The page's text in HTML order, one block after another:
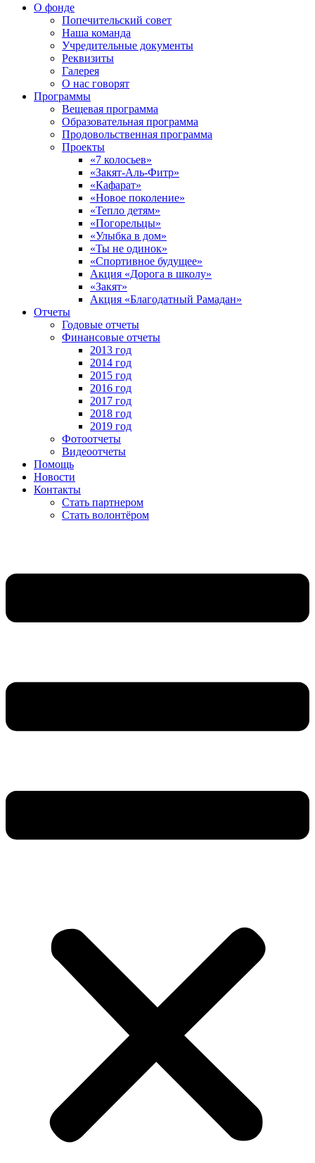
О фонде
Попечительский совет
Наша команда
Учредительные документы
Реквизиты
Галерея
О нас говорят
Программы
Вещевая программа
Образовательная программа
Продовольственная программа
Проекты
«7 колосьев»
«Закят-Аль-Фитр»
«Кафарат»
«Новое поколение»
«Тепло детям»
«Погорельцы»
«Улыбка в дом»
«Ты не одинок»
«Спортивное будущее»
Акция «Дорога в школу»
«Закят»
Акция «Благодатный Рамадан»
Отчеты
Годовые отчеты
Финансовые отчеты
2013 год
2014 год
2015 год
2016 год
2017 год
2018 год
2019 год
Фотоотчеты
Видеоотчеты
Помощь
Новости
Контакты
Стать партнером
Стать волонтёром